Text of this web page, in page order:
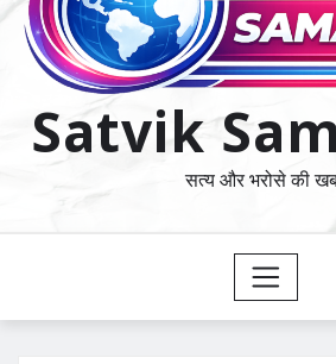
Satvik
सत्य और भरोसे की